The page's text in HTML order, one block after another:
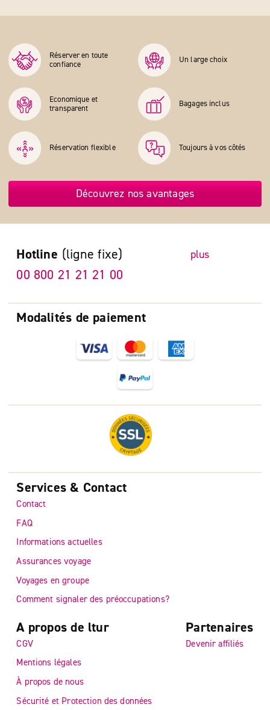
Réserver en toute
confiance
Un large choix
Economique et
transparent
Bagages inclus
Réservation flexible Toujours à vos côtés
Découvrez nos avantages
Modalités de paiement
Hotline (ligne fixe) plus
00 800 21 21 21 00
Services & Contact
Contact
FAQ
Informations actuelles
Assurances voyage
Voyages en groupe
Comment signaler des préoccupations?
A propos de ltur
CGV
Mentions légales
À propos de nous
Sécurité et Protection des données
Partenaires
Devenir affiliés